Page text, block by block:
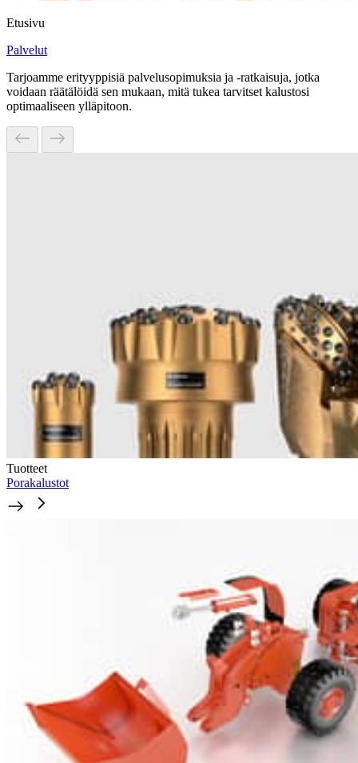
Etusivu
Palvelut
Tarjoamme erityyppisiä palvelusopimuksia ja -ratkaisuja, jotka
voidaan räätälöidä sen mukaan, mitä tukea tarvitset kalustosi
optimaaliseen ylläpitoon.
Tuotteet
Porakalustot